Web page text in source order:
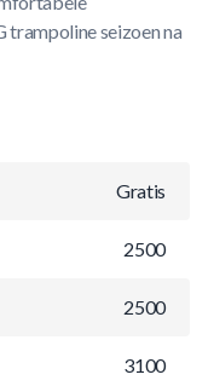
trampoline seizoen na
Gratis
2500
2500
3100